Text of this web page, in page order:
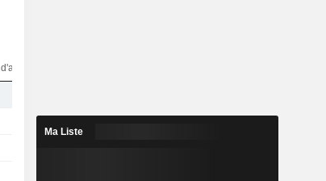
d'analystes
Ma Liste